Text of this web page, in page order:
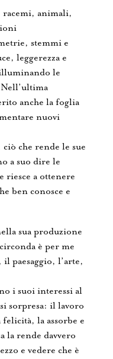
racemi, animali,
stemmi e
leggerezza e
le
anche la foglia
nuovi
che rende le sue
a suo dire le
riesce a ottenere
ben conosce e
sua produzione
è per me
paesaggio, l’arte,
i suoi interessi al
sorpresa: il lavoro
felicità, la assorbe e
la rende davvero
e vedere che è